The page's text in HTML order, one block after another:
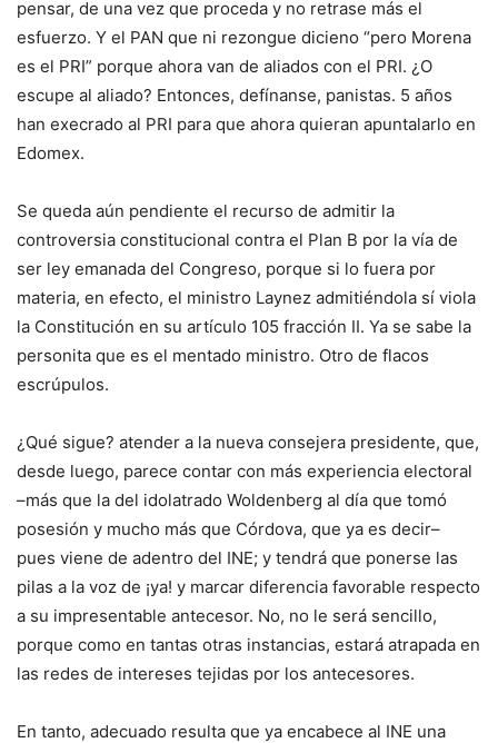
pensar, de una vez que proceda y no retrase más el
esfuerzo. Y el PAN que ni rezongue dicieno “pero Morena
es el PRI” porque ahora van de aliados con el PRI. ¿O
escupe al aliado? Entonces, defínanse, panistas. 5 años
han execrado al PRI para que ahora quieran apuntalarlo en
Edomex.
Se queda aún pendiente el recurso de admitir la
controversia constitucional contra el Plan B por la vía de
ser ley emanada del Congreso, porque si lo fuera por
materia, en efecto, el ministro Laynez admitiéndola sí viola
la Constitución en su artículo 105 fracción II. Ya se sabe la
personita que es el mentado ministro. Otro de flacos
escrúpulos.
¿Qué sigue? atender a la nueva consejera presidente, que,
desde luego, parece contar con más experiencia electoral
–más que la del idolatrado Woldenberg al día que tomó
posesión y mucho más que Córdova, que ya es decir–
pues viene de adentro del INE; y tendrá que ponerse las
pilas a la voz de ¡ya! y marcar diferencia favorable respecto
a su impresentable antecesor. No, no le será sencillo,
porque como en tantas otras instancias, estará atrapada en
las redes de intereses tejidas por los antecesores.
En tanto, adecuado resulta que ya encabece al INE una